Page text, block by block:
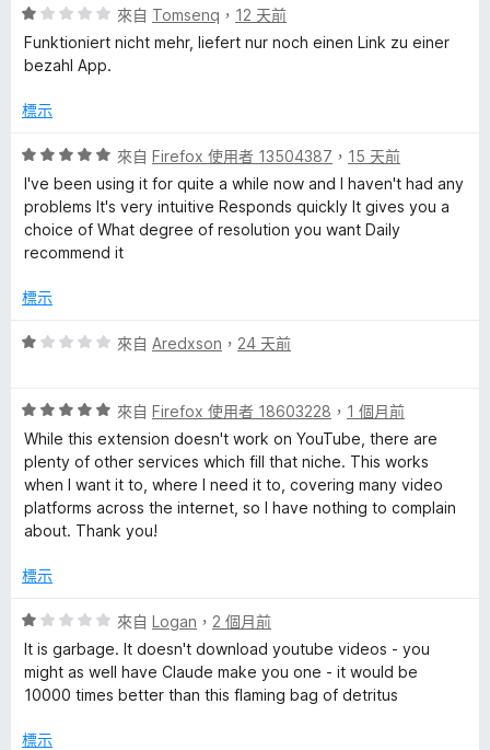
e
s
s
i
o
a
l
的
評
論
分
，
滿
5
評
價
1
，
分
5
來自 Tomsenq ， 12 天前
Funktioniert nicht mehr, liefert nur noch einen Link zu einer
bezahl App.
標示
評
價
5
分
，
分
分
來自 Firefox 使用者 13504387 ， 15 天前
I've been using it for quite a while now and I haven't had any
problems It's very intuitive Responds quickly It gives you a
choice of What degree of resolution you want Daily
recommend it
標示
評
分
，
滿
分
5
分
來自 Aredxson ， 24 天前
評
價
5
分
，
滿
5
來自 Firefox 使用者 18603228 ， 1 個月前
While this extension doesn't work on YouTube, there are
plenty of other services which fill that niche. This works
when I want it to, where I need it to, covering many video
platforms across the internet, so I have nothing to complain
about. Thank you!
標示
評
價
1
分
滿
來自 Logan ， 2 個月前
It is garbage. It doesn't download youtube videos - you
might as well have Claude make you one - it would be
10000 times better than this flaming bag of detritus
標示